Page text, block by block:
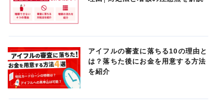
アイフルの審査に落ちる10の理由と
は？落ちた後にお金を用意する方法
を紹介